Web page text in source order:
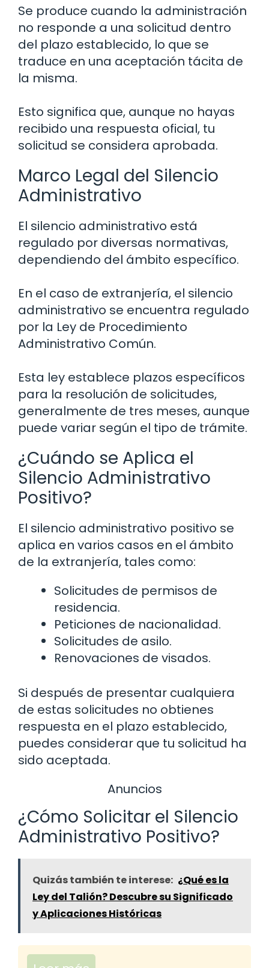
Se produce cuando la administración
no responde a una solicitud dentro
del plazo establecido, lo que se
traduce en una aceptación tácita de
la misma.
Esto significa que, aunque no hayas
recibido una respuesta oficial, tu
solicitud se considera aprobada.
Marco Legal del Silencio
Administrativo
El silencio administrativo está
regulado por diversas normativas,
dependiendo del ámbito específico.
En el caso de extranjería, el silencio
administrativo se encuentra regulado
por la Ley de Procedimiento
Administrativo Común.
Esta ley establece plazos específicos
para la resolución de solicitudes,
generalmente de tres meses, aunque
puede variar según el tipo de trámite.
¿Cuándo se Aplica el
Silencio Administrativo
Positivo?
El silencio administrativo positivo se
aplica en varios casos en el ámbito
de la extranjería, tales como:
Solicitudes de permisos de
residencia.
Peticiones de nacionalidad.
Solicitudes de asilo.
Renovaciones de visados.
Si después de presentar cualquiera
de estas solicitudes no obtienes
respuesta en el plazo establecido,
puedes considerar que tu solicitud ha
sido aceptada.
Anuncios
¿Cómo Solicitar el Silencio
Administrativo Positivo?
Quizás también te interese: ¿Qué es la
Ley del Talión? Descubre su Significado
y Aplicaciones Históricas